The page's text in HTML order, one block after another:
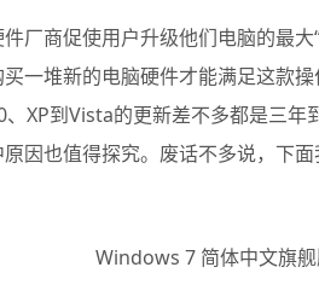
厂商促使用户升级他们电脑的最大
一堆新的电脑硬件才能满足这款
XP到Vista的更新差不多都是三年
因也值得探究。废话不多说，下